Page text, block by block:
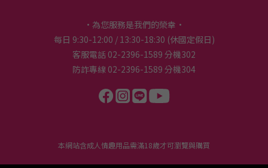
•為您服務是我們的榮幸•
每日 9:30-12:00 / 13:30-18:30 (休國定假日)
客服電話 02-2396-1589 分機302
防詐專線 02-2396-1589 分機304
本網站含成人情趣用品需滿18歲才可瀏覽與購買